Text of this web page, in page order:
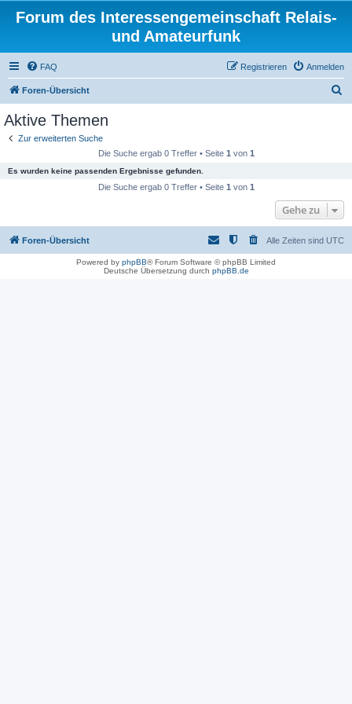
Forum des Interessengemeinschaft Relais-
und Amateurfunk
FAQ Anmelden
Registrieren
Foren-Übersicht
Aktive Themen
Zur erweiterten Suche
Die Suche ergab 0 Treffer • Seite 1 von 1
Es wurden keine passenden Ergebnisse gefunden.
Die Suche ergab 0 Treffer • Seite 1 von 1
Gehe zu
Foren-Übersicht Alle Zeiten sind UTC
Powered by phpBB® Forum Software © phpBB Limited
Deutsche Übersetzung durch phpBB.de